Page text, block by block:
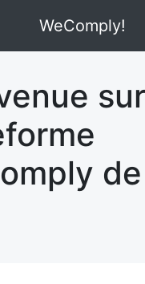
WeComply!
de